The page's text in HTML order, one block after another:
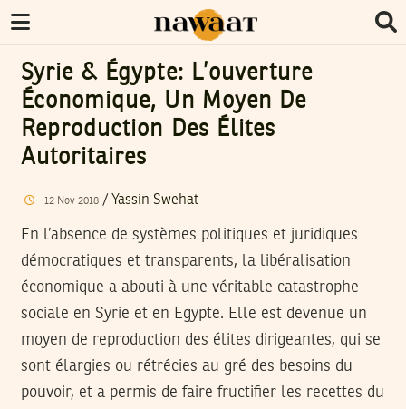
Syrie & Égypte: L’ouverture
Économique, Un Moyen De
Reproduction Des Élites
Autoritaires
12 Nov 2018/ Yassin Swehat
En l’absence de systèmes politiques et juridiques
démocratiques et transparents, la libéralisation
économique a abouti à une véritable catastrophe
sociale en Syrie et en Egypte. Elle est devenue un
moyen de reproduction des élites dirigeantes, qui se
sont élargies ou rétrécies au gré des besoins du
pouvoir, et a permis de faire fructifier les recettes du